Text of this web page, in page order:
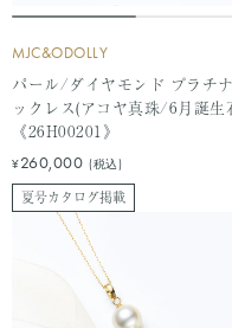
夏号カタログ掲載
MJC&ODOLLY
パール/ダイヤモンド プラチ
ックレス(アコヤ真珠/6月誕生
《26H00201》
セ
ー
ル
¥260,000 (税込)